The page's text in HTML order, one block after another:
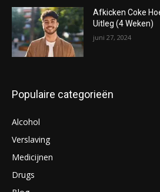
Afkicken Coke
Uitleg (4 Weken)
juni 27, 2024
Populaire categorieën
Alcohol
Verslaving
Medicijnen
Drugs